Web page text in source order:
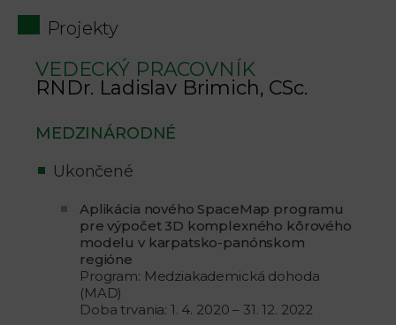
Projekty
VEDECKÝ PRACOVNÍK
RNDr. Ladislav Brimich, CSc.
MEDZINÁRODNÉ
Ukončené
Aplikácia nového SpaceMap programu
pre výpočet 3D komplexného kôrového
modelu v karpatsko-panónskom
regióne
Program: Medziakademická dohoda
(MAD)
Doba trvania: 1. 4. 2020 – 31. 12. 2022